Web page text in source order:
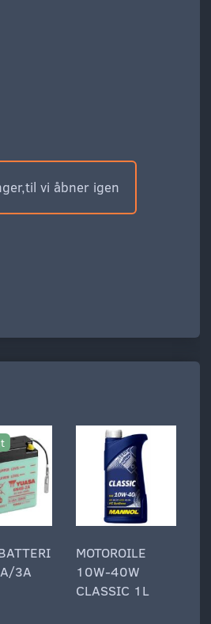
vi åbner igen
3A
MOTOROILE
10W-40W
CLASSIC 1L